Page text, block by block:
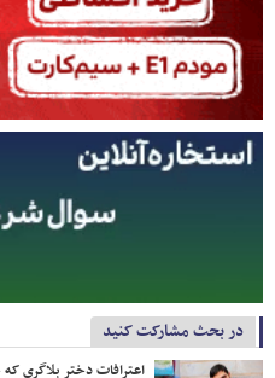
در بحث مشارکت کنید
اعترافات دختر بلاگری